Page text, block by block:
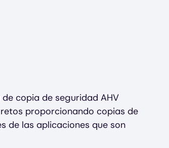
copia de seguridad AHV
proporcionando copias de
de las aplicaciones que son